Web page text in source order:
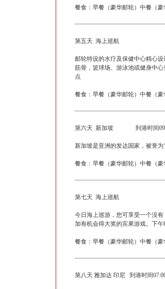
餐食：早餐（豪华邮轮）中餐（
第五天 海上巡航
邮轮特设的水疗及保健中心精心
筋骨，篮球场、游泳池或健身中
点
餐食：早餐（豪华邮轮）中餐（
第六天 新加坡 到港时间
新加坡是亚洲的发达国家，被誉
餐食：早餐（豪华邮轮）中餐（
第七天 海上巡航
今日海上巡游，您可享受一个没
加有机会得大奖的宾果游戏。下
餐食：早餐（豪华邮轮）中餐（
第八天 雅加达 印尼 到港时间